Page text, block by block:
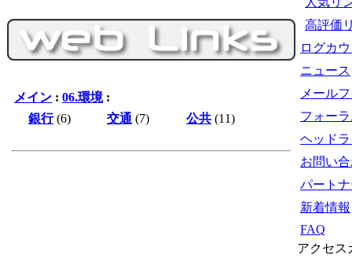
メイン : 06.環境:
銀行(6) 交通 (7) 公共 (11)
高評価
ログカ
ニュース
メール
フォー
ヘッド
お問い
パート
新着情報
FAQ
アクセス